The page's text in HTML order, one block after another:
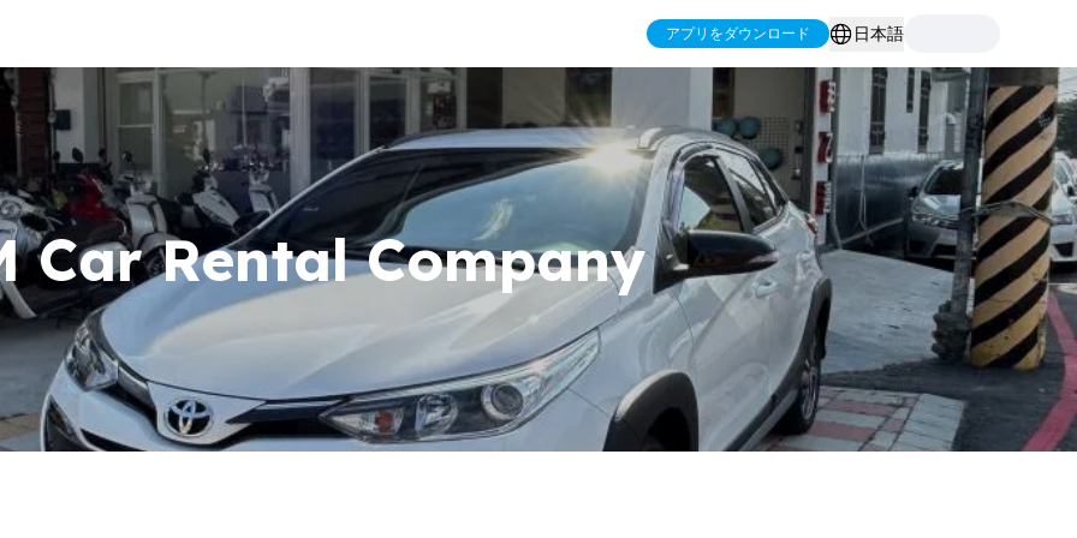
アプリをダウンロード 日本語
Car Rental Company